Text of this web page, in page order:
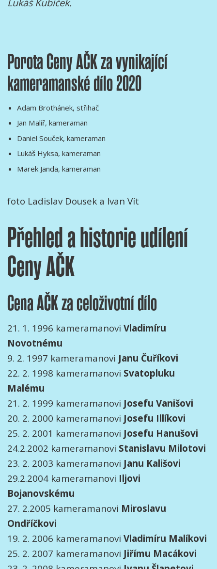
Lukáš Kubíček.
Porota Ceny AČK za vynikající
kameramanské dílo 2020
Adam Brothánek, střihač
Jan Malíř, kameraman
Daniel Souček, kameraman
Lukáš Hyksa, kameraman
Marek Janda, kameraman
foto Ladislav Dousek a Ivan Vít
Přehled a historie udílení
Ceny AČK
Cena AČK za celoživotní dílo
21. 1. 1996 kameramanovi Vladimíru
Novotnému
9. 2. 1997 kameramanovi Janu Čuříkovi
22. 2. 1998 kameramanovi Svatopluku
Malému
21. 2. 1999 kameramanovi Josefu Vanišovi
20. 2. 2000 kameramanovi Josefu Illíkovi
25. 2. 2001 kameramanovi Josefu Hanušovi
24.2.2002 kameramanovi Stanislavu Milotovi
23. 2. 2003 kameramanovi Janu Kališovi
29.2.2004 kameramanovi Iljovi
Bojanovskému
27. 2.2005 kameramanovi Miroslavu
Ondříčkovi
19. 2. 2006 kameramanovi Vladimíru Malíkovi
25. 2. 2007 kameramanovi Jiřímu Macákovi